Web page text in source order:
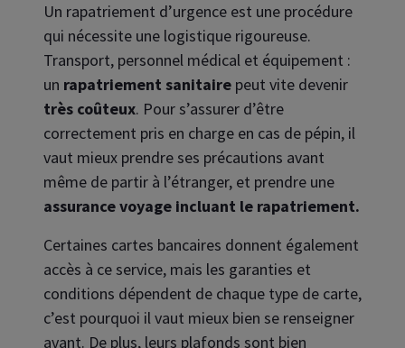
Un rapatriement d’urgence est une procédure
qui nécessite une logistique rigoureuse.
Transport, personnel médical et équipement :
un rapatriement sanitaire peut vite devenir
très coûteux. Pour s’assurer d’être
correctement pris en charge en cas de pépin, il
vaut mieux prendre ses précautions avant
même de partir à l’étranger, et prendre une
assurance voyage incluant le rapatriement.
Certaines cartes bancaires donnent également
accès à ce service, mais les garanties et
conditions dépendent de chaque type de carte,
c’est pourquoi il vaut mieux bien se renseigner
avant. De plus, leurs plafonds sont bien